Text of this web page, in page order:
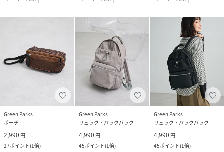
Green Parks
ポーチ
2,990 円
27ポイント(1倍)
Green Parks
リュック・バックパック
4,990 円
45ポイント(1倍)
Green Parks
リュック・バックパック
4,990 円
45ポイント(1倍)